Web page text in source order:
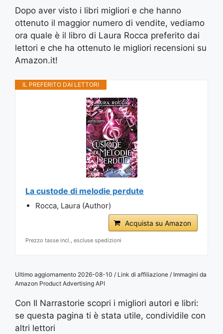
Dopo aver visto i libri migliori e che hanno
ottenuto il maggior numero di vendite, vediamo
ora quale è il libro di Laura Rocca preferito dai
lettori e che ha ottenuto le migliori recensioni su
Amazon.it!
IL PREFERITO DAI LETTORI
La custode di melodie perdute
Rocca, Laura (Author)
Acquista su Amazon
Prezzo tasse incl., escluse spedizioni
Ultimo aggiornamento 2026-08-10 / Link di affiliazione / Immagini da
Amazon Product Advertising API
Con Il Narrastorie scopri i migliori autori e libri:
se questa pagina ti è stata utile, condividile con
altri lettori